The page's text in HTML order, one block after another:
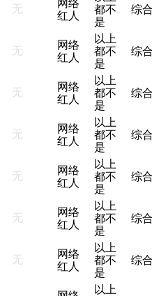
无
网络
红人
都不
是
综
无
网络
红人
以上
都不
是
综
无
网络
红人
以上
都不
是
综
无
网络
红人
以上
都不
是
综
无
网络
红人
以上
都不
是
综
无
网络
红人
以上
都不
是
综
无
网络
红人
以上
都不
是
综
以上